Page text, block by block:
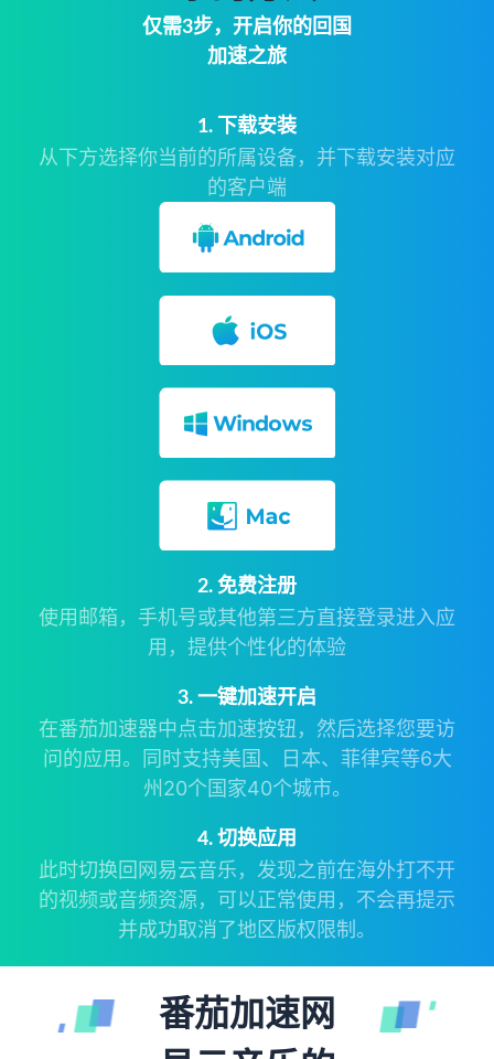
仅需3步，开启你的回国
加速之旅
1. 下载安装
从下方选择你当前的所属设备，并下载安装对应
的客户端
2. 免费注册
使用邮箱，手机号或其他第三方直接登录进入应
用，提供个性化的体验
3. 一键加速开启
在番茄加速器中点击加速按钮，然后选择您要访
问的应用。同时支持美国、日本、菲律宾等6大
州20个国家40个城市。
4. 切换应用
此时切换回网易云音乐，发现之前在海外打不开
的视频或音频资源，可以正常使用，不会再提示
并成功取消了地区版权限制。
番茄加速网